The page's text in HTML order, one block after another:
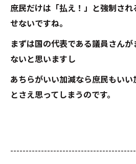
庶民だけは「払え！」と強制さ
せないですね。
まずは国の代表である議員さん
ないと思いますし
あちらがいい加減なら庶民もいい
とさえ思ってしまうのです。